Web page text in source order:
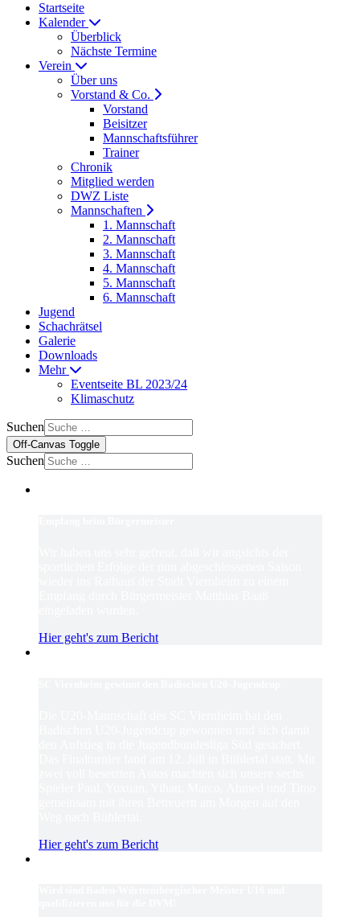
Startseite
Kalender
Überblick
Nächste Termine
Verein
Über uns
Vorstand & Co.
Vorstand
Beisitzer
Mannschaftsführer
Trainer
Chronik
Mitglied werden
DWZ Liste
Mannschaften
1. Mannschaft
2. Mannschaft
3. Mannschaft
4. Mannschaft
5. Mannschaft
6. Mannschaft
Jugend
Schachrätsel
Galerie
Downloads
Mehr
Eventseite BL 2023/24
Klimaschutz
Suchen
Off-Canvas Toggle
Suchen
Hier geht's zum Bericht
Hier geht's zum Bericht